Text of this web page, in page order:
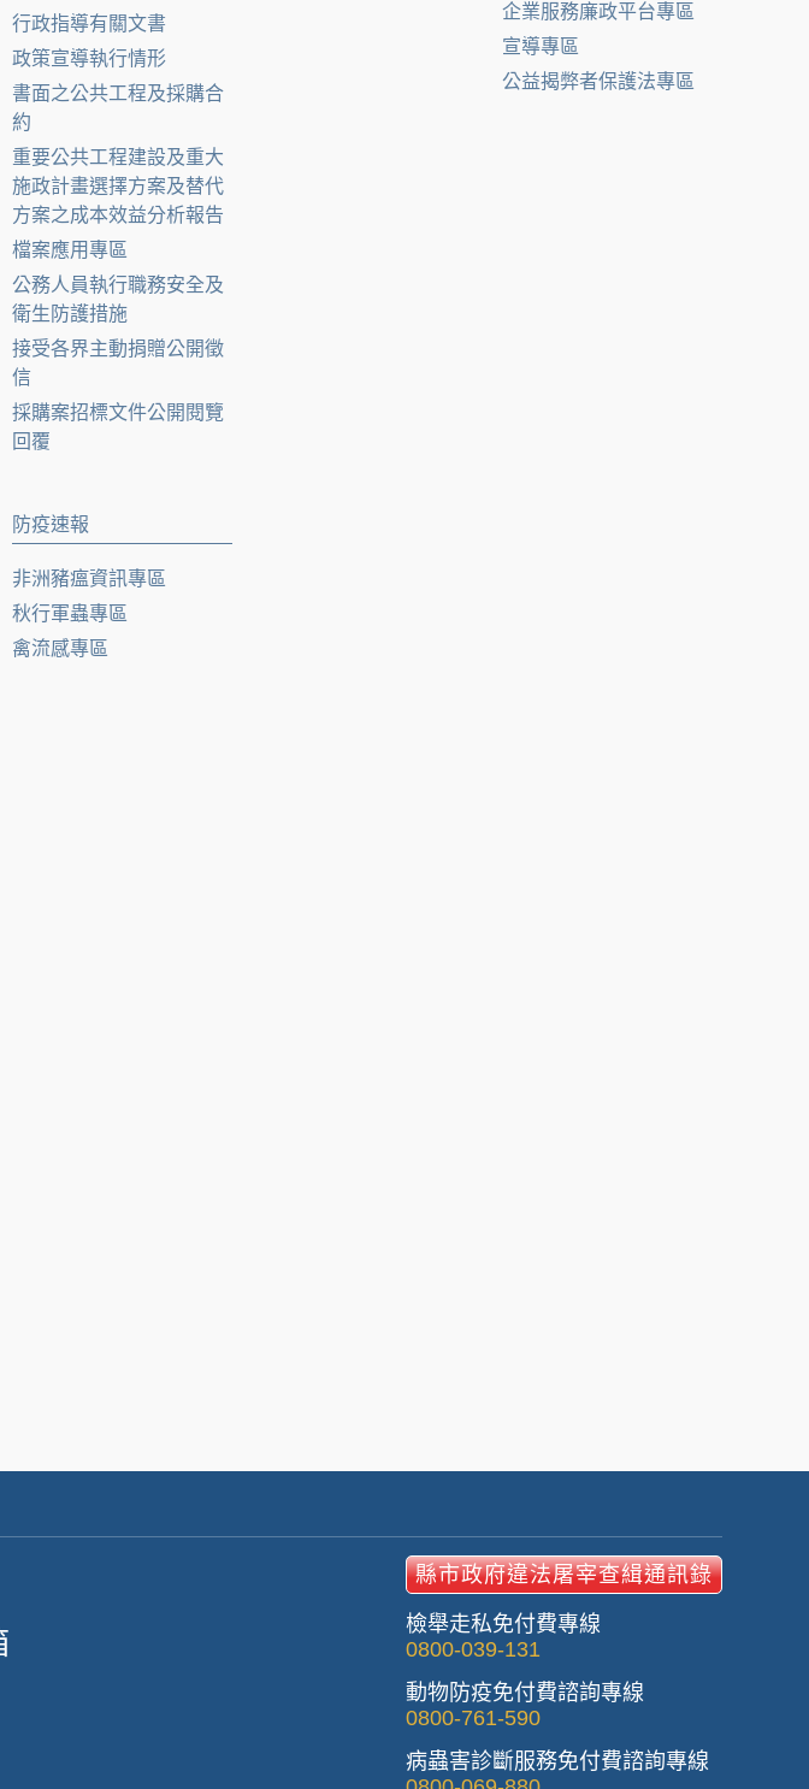
行政指導有關文書
政策宣導執行情形
書面之公共工程及採購合
約
重要公共工程建設及重大
施政計畫選擇方案及替代
方案之成本效益分析報告
檔案應用專區
公務人員執行職務安全及
衛生防護措施
接受各界主動捐贈公開徵
信
採購案招標文件公開閱覽
回覆
企業服務廉政平台專區
宣導專區
公益揭弊者保護法專區
防疫速報
非洲豬瘟資訊專區
秋行軍蟲專區
禽流感專區
縣市政府違法屠宰查緝通訊錄
檢舉走私免付費專線
0800-039-131
動物防疫免付費諮詢專線
0800-761-590
病蟲害診斷服務免付費諮詢專線